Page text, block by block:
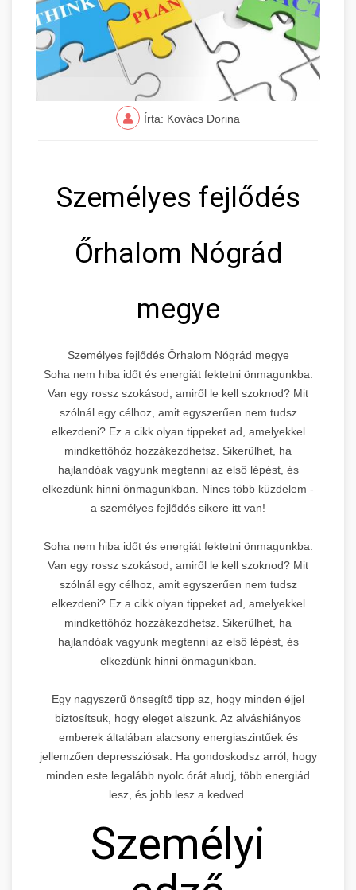
Írta: Kovács Dorina
Személyes fejlődés
Őrhalom Nógrád
megye
Személyes fejlődés Őrhalom Nógrád megye
Soha nem hiba időt és energiát fektetni önmagunkba.
Van egy rossz szokásod, amiről le kell szoknod? Mit
szólnál egy célhoz, amit egyszerűen nem tudsz
elkezdeni? Ez a cikk olyan tippeket ad, amelyekkel
mindkettőhöz hozzákezdhetsz. Sikerülhet, ha
hajlandóak vagyunk megtenni az első lépést, és
elkezdünk hinni önmagunkban. Nincs több küzdelem -
a személyes fejlődés sikere itt van!
Soha nem hiba időt és energiát fektetni önmagunkba.
Van egy rossz szokásod, amiről le kell szoknod? Mit
szólnál egy célhoz, amit egyszerűen nem tudsz
elkezdeni? Ez a cikk olyan tippeket ad, amelyekkel
mindkettőhöz hozzákezdhetsz. Sikerülhet, ha
hajlandóak vagyunk megtenni az első lépést, és
elkezdünk hinni önmagunkban.
Egy nagyszerű önsegítő tipp az, hogy minden éjjel
biztosítsuk, hogy eleget alszunk. Az alváshiányos
emberek általában alacsony energiaszintűek és
jellemzően depressziósak. Ha gondoskodsz arról, hogy
minden este legalább nyolc órát aludj, több energiád
lesz, és jobb lesz a kedved.
Személyi